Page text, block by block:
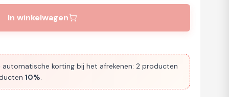
In winkelwagen
korting bij het afrekenen: 2 producten
10%.